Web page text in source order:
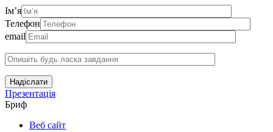
Ім’я
Телефон
email
Надіслати
Презентація
Бриф
Веб сайт